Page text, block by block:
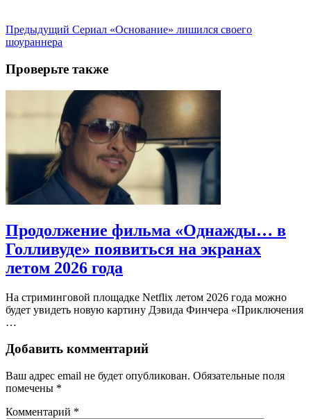
Предыдущий Сериал «Основание» лишился своего
шоураннера
Проверьте также
Продолжение фильма «Однажды… в
Голливуде» появиться на экранах
летом 2026 года
На стриминговой площадке Netflix летом 2026 года можно
будет увидеть новую картину Дэвида Финчера «Приключения
…
Добавить комментарий
Ваш адрес email не будет опубликован. Обязательные поля
помечены *
Комментарий *